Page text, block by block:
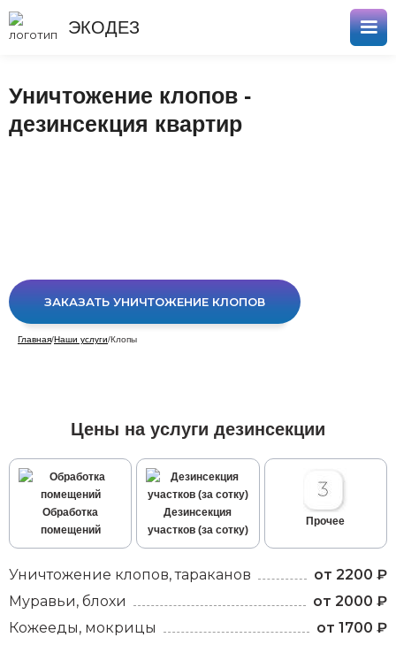
ЭКОДЕЗ
Уничтожение клопов -
дезинсекция квартир
ЗАКАЗАТЬ УНИЧТОЖЕНИЕ КЛОПОВ
Главная/Наши услуги/Клопы
Цены на услуги дезинсекции
Обработка
помещений
Дезинсекция
участков (за сотку)
Прочее
Уничтожение клопов, тараканов
от 2200 ₽
Муравьи, блохи
от 2000 ₽
Кожееды, мокрицы
от 1700 ₽